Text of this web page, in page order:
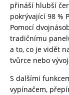
přináší hlubší
pokrývající 98 %
Pomocí
tradičnímu
a to, co je vidět
tvůrce nebo
S dalšími
vypínačem,